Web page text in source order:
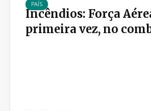
PAÍS
Incêndios: Força
primeira vez, no